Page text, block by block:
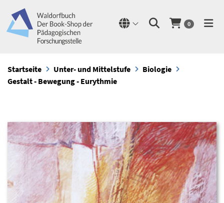
0
Startseite Unter- und Mittelstufe
Biologie
Gestalt - Bewegung - Eurythmie